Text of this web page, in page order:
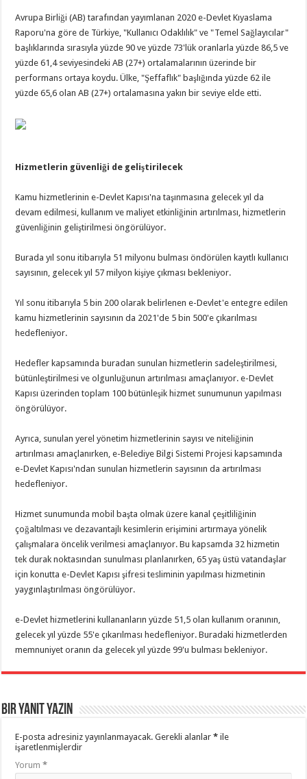
Avrupa Birliği (AB) tarafından yayımlanan 2020 e-Devlet Kıyaslama
Raporu'na göre de Türkiye, "Kullanıcı Odaklılık" ve "Temel Sağlayıcılar"
başlıklarında sırasıyla yüzde 90 ve yüzde 73'lük oranlarla yüzde 86,5 ve
yüzde 61,4 seviyesindeki AB (27+) ortalamalarının üzerinde bir
performans ortaya koydu. Ülke, "Şeffaflık" başlığında yüzde 62 ile
yüzde 65,6 olan AB (27+) ortalamasına yakın bir seviye elde etti.
Hizmetlerin güvenliği de geliştirilecek
Kamu hizmetlerinin e-Devlet Kapısı'na taşınmasına gelecek yıl da
devam edilmesi, kullanım ve maliyet etkinliğinin artırılması, hizmetlerin
güvenliğinin geliştirilmesi öngörülüyor.
Burada yıl sonu itibarıyla 51 milyonu bulması öndörülen kayıtlı kullanıcı
sayısının, gelecek yıl 57 milyon kişiye çıkması bekleniyor.
Yıl sonu itibarıyla 5 bin 200 olarak belirlenen e-Devlet'e entegre edilen
kamu hizmetlerinin sayısının da 2021'de 5 bin 500'e çıkarılması
hedefleniyor.
Hedefler kapsamında buradan sunulan hizmetlerin sadeleştirilmesi,
bütünleştirilmesi ve olgunluğunun artırılması amaçlanıyor. e-Devlet
Kapısı üzerinden toplam 100 bütünleşik hizmet sunumunun yapılması
öngörülüyor.
Ayrıca, sunulan yerel yönetim hizmetlerinin sayısı ve niteliğinin
artırılması amaçlanırken, e-Belediye Bilgi Sistemi Projesi kapsamında
e-Devlet Kapısı'ndan sunulan hizmetlerin sayısının da artırılması
hedefleniyor.
Hizmet sunumunda mobil başta olmak üzere kanal çeşitliliğinin
çoğaltılması ve dezavantajlı kesimlerin erişimini artırmaya yönelik
çalışmalara öncelik verilmesi amaçlanıyor. Bu kapsamda 32 hizmetin
tek durak noktasından sunulması planlanırken, 65 yaş üstü vatandaşlar
için konutta e-Devlet Kapısı şifresi tesliminin yapılması hizmetinin
yaygınlaştırılması öngörülüyor.
e-Devlet hizmetlerini kullananların yüzde 51,5 olan kullanım oranının,
gelecek yıl yüzde 55'e çıkarılması hedefleniyor. Buradaki hizmetlerden
memnuniyet oranın da gelecek yıl yüzde 99'u bulması bekleniyor.
Bir yanıt yazın
E-posta adresiniz yayınlanmayacak. Gerekli alanlar* ile
işaretlenmişlerdir
Yorum*